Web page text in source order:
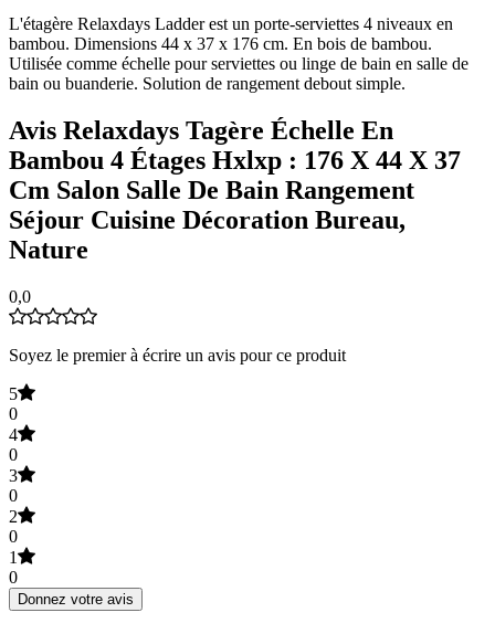
L'étagère Relaxdays Ladder est un porte-serviettes 4 niveaux en
bambou. Dimensions 44 x 37 x 176 cm. En bois de bambou.
Utilisée comme échelle pour serviettes ou linge de bain en salle de
bain ou buanderie. Solution de rangement debout simple.
Avis Relaxdays Tagère Échelle En
Bambou 4 Étages Hxlxp : 176 X 44 X 37
Cm Salon Salle De Bain Rangement
Séjour Cuisine Décoration Bureau,
Nature
0,0
Soyez le premier à écrire un avis pour ce produit
5
0
4
0
3
0
2
0
1
0
Donnez votre avis